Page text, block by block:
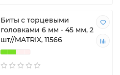
Биты с торцевыми
головками 6 мм - 45 мм, 2
шт//MATRIX, 11566